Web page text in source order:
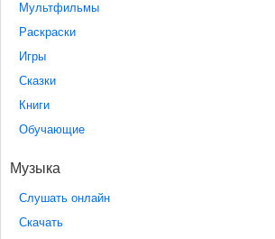
Мультфильмы
Раскраски
Игры
Сказки
Книги
Обучающие
Музыка
Слушать онлайн
Скачать